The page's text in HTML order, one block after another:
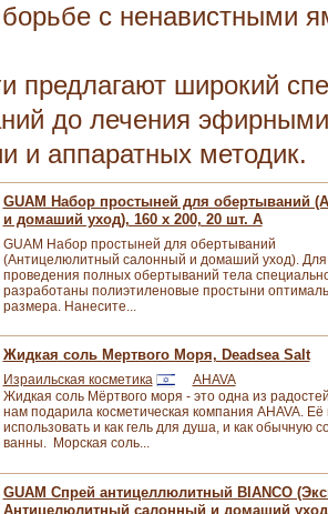
борьбе с ненавистными
предлагают широкий
до лечения
и аппаратных методик.
GUAM Набор простыней для обертываний
и домаший уход), 160 x 200, 20 шт. А
GUAM Набор простыней для обертываний
(Антицелюлитный салонный и домаший уход). Для
проведения полных обертываний тела
разработаны полиэтиленовые простыни
размера. Нанесите...
Жидкая соль Мертвого Моря, Deadsea Salt
Израильская косметика
AHAVA
Жидкая соль Мёртвого моря - это одна из
нам подарила косметическая компания AHAVA.
использовать и как гель для душа, и как обычную
ванны. Морская соль...
GUAM Спрей антицеллюлитный BIANCO
Антицелюлитный салонный и домаший